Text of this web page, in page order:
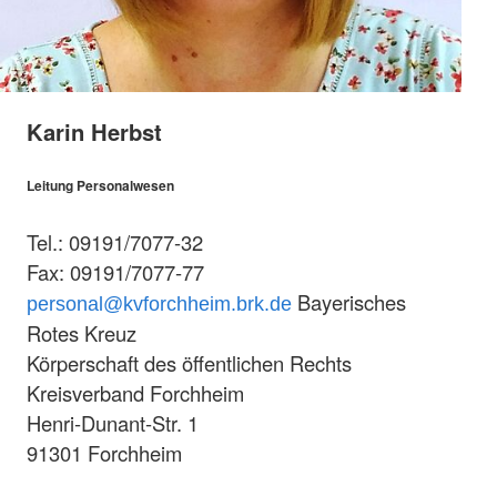
Karin Herbst
Leitung Personalwesen
Tel.: 09191/7077-32
Fax: 09191/7077-77
personal@kvforchheim.brk.de Bayerisches
Rotes Kreuz
Körperschaft des öffentlichen Rechts
Kreisverband Forchheim
Henri-Dunant-Str. 1
91301 Forchheim